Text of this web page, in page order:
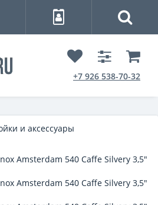
+7 926 538-70-32
и аксессуары